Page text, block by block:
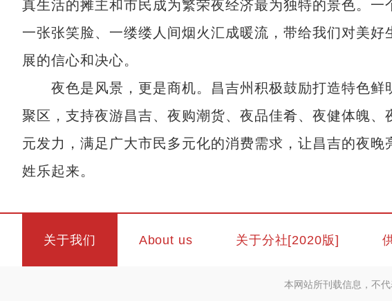
真生活的摊主和市民成为繁荣夜经济最为独特的景色。
一张张笑脸、一缕缕人间烟火汇成暖流，带给我们对美
展的信心和决心。
夜色是风景，更是商机。昌吉州积极鼓励打造特色鲜
聚区，支持夜游昌吉、夜购潮货、夜品佳肴、夜健体魄
元发力，满足广大市民多元化的消费需求，让昌吉的夜
姓乐起来。
关于我们 About us 关于分社[2020版]
本网站所刊载信息，不